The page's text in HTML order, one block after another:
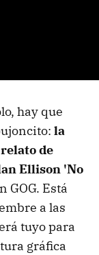
hay que
la
de
Ellison 'No
GOG. Está
a las
tuyo para
gráfica